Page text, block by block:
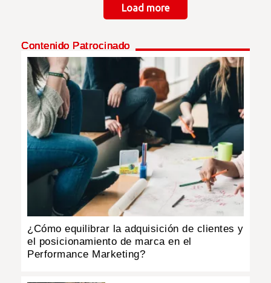
Load more
Contenido Patrocinado
¿Cómo equilibrar la adquisición de clientes y
el posicionamiento de marca en el
Performance Marketing?